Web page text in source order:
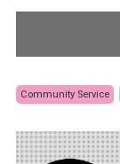
Community Service